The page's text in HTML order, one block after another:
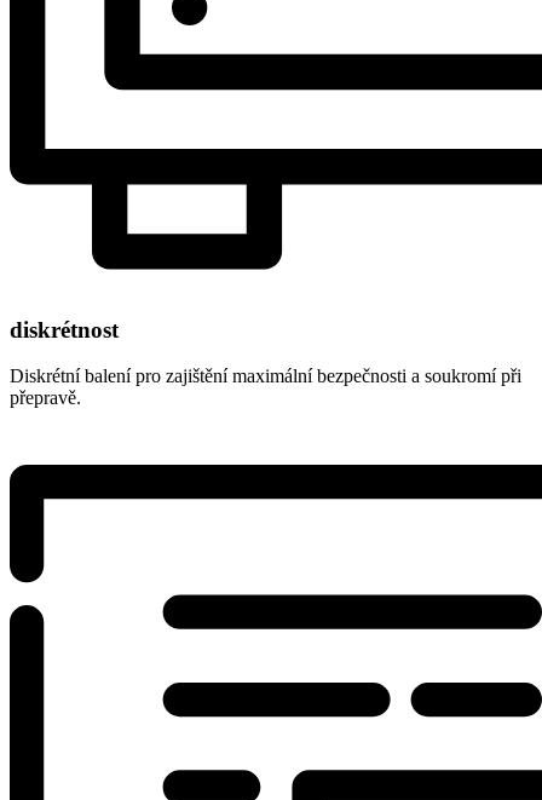
diskrétnost
Diskrétní balení pro zajištění maximální bezpečnosti a soukromí při
přepravě.